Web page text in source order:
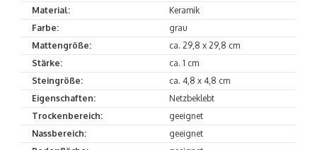
Material:
Keramik
Farbe:
grau
Mattengröße:
ca. 29,8 x 29,8 cm
Stärke:
ca. 1 cm
Steingröße:
ca. 4,8 x 4,8 cm
Eigenschaften:
Netzbeklebt
Trockenbereich:
geeignet
Nassbereich:
geeignet